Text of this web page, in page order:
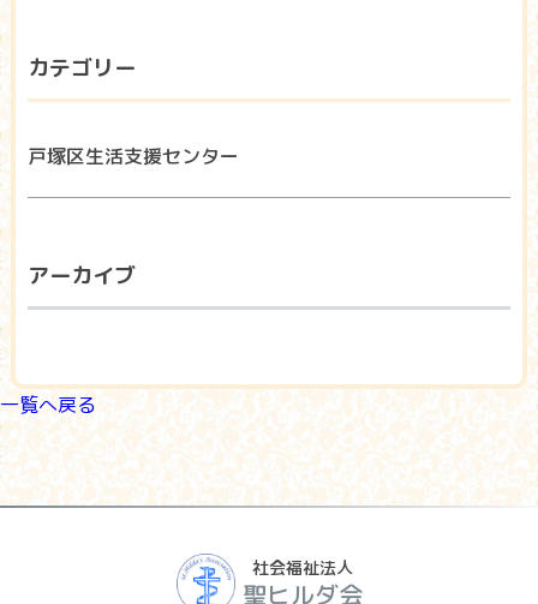
カテゴリー
戸塚区生活支援センター
アーカイブ
一覧へ戻る
社会福祉法人
聖ヒルダ会